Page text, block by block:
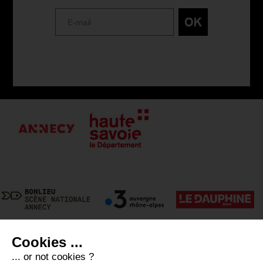
Cookies ...
... or not cookies ?